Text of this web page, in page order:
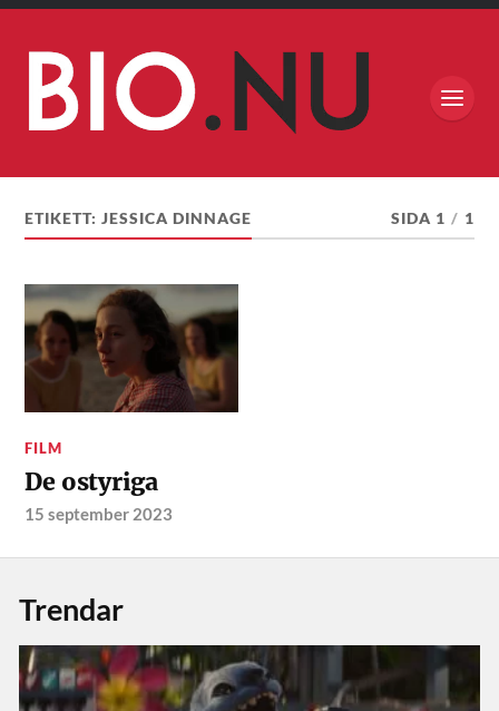
ETIKETT:JESSICA DINNAGE SIDA 1 / 1
FILM
De ostyriga
15 september 2023
Trendar